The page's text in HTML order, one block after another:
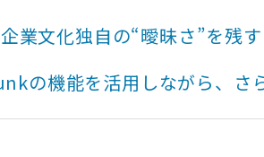
業文化独自の“曖昧さ”を残
の機能を活用しながら、さ